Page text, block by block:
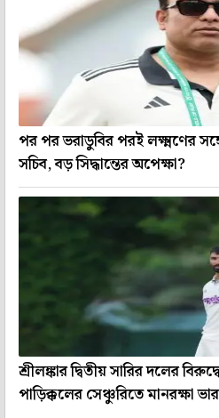
পর পর ভরাডুবির পরই লক্ষ্মণের
সচিব, বড় সিদ্ধান্তের অপেক্ষা?
শ্রীলঙ্কার দ্বিতীয় সারির দলের
পাড়িক্কলের সেঞ্চুরিতে মানরক্ষা